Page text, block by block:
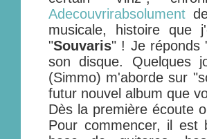
Adecouvrirabsolument
musicale, histoire que
"Souvaris" ! Je réponds
son disque.
(Simmo) m'aborde sur
futur nouvel album que
Dès la première écoute
Pour commencer, il